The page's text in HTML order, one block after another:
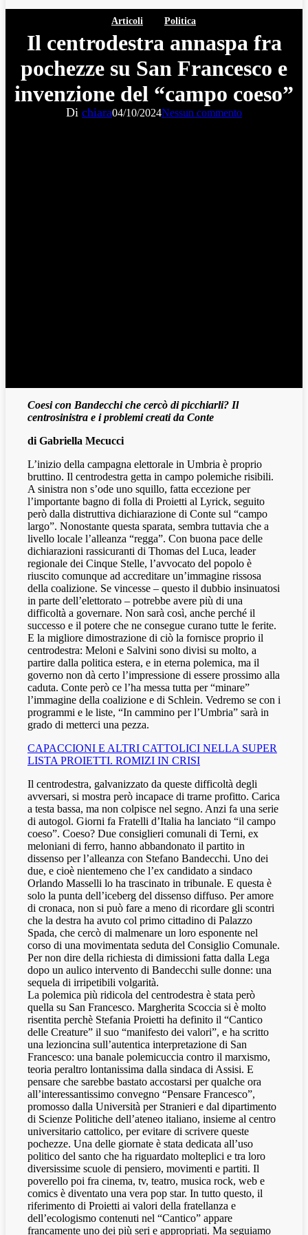
Articoli Politica
Il centrodestra annaspa fra
pochezze su San Francesco e
invenzione del “campo coeso”
Di chiara04/10/2024Nessun commento
Coesi con Bandecchi che cercò di picchiarli? Il
centrosinistra e i problemi creati da Conte
di Gabriella Mecucci
L’inizio della campagna elettorale in Umbria è proprio
bruttino. Il centrodestra getta in campo polemiche risibili.
A sinistra non s’ode uno squillo, fatta eccezione per
l’importante bagno di folla di Proietti al Lyrick, seguito
però dalla distruttiva dichiarazione di Conte sul “campo
largo”. Nonostante questa sparata, sembra tuttavia che a
livello locale l’alleanza “regga”. Con buona pace delle
dichiarazioni rassicuranti di Thomas del Luca, leader
regionale dei Cinque Stelle, l’avvocato del popolo è
riuscito comunque ad accreditare un’immagine rissosa
della coalizione. Se vincesse – questo il dubbio insinuatosi
in parte dell’elettorato – potrebbe avere più di una
difficoltà a governare. Non sarà così, anche perché il
successo e il potere che ne consegue curano tutte le ferite.
E la migliore dimostrazione di ciò la fornisce proprio il
centrodestra: Meloni e Salvini sono divisi su molto, a
partire dalla politica estera, e in eterna polemica, ma il
governo non dà certo l’impressione di essere prossimo alla
caduta. Conte però ce l’ha messa tutta per “minare”
l’immagine della coalizione e di Schlein. Vedremo se con i
programmi e le liste, “In cammino per l’Umbria” sarà in
grado di metterci una pezza.
CAPACCIONI E ALTRI CATTOLICI NELLA SUPER
LISTA PROIETTI. ROMIZI IN CRISI
Il centrodestra, galvanizzato da queste difficoltà degli
avversari, si mostra però incapace di trarne profitto. Carica
a testa bassa, ma non colpisce nel segno. Anzi fa una serie
di autogol. Giorni fa Fratelli d’Italia ha lanciato “il campo
coeso”. Coeso? Due consiglieri comunali di Terni, ex
meloniani di ferro, hanno abbandonato il partito in
dissenso per l’alleanza con Stefano Bandecchi. Uno dei
due, e cioè nientemeno che l’ex candidato a sindaco
Orlando Masselli lo ha trascinato in tribunale. E questa è
solo la punta dell’iceberg del dissenso diffuso. Per amore
di cronaca, non si può fare a meno di ricordare gli scontri
che la destra ha avuto col primo cittadino di Palazzo
Spada, che cercò di malmenare un loro esponente nel
corso di una movimentata seduta del Consiglio Comunale.
Per non dire della richiesta di dimissioni fatta dalla Lega
dopo un aulico intervento di Bandecchi sulle donne: una
sequela di irripetibili volgarità.
La polemica più ridicola del centrodestra è stata però
quella su San Francesco. Margherita Scoccia si è molto
risentita perchè Stefania Proietti ha definito il “Cantico
delle Creature” il suo “manifesto dei valori”, e ha scritto
una lezioncina sull’autentica interpretazione di San
Francesco: una banale polemicuccia contro il marxismo,
teoria peraltro lontanissima dalla sindaca di Assisi. E
pensare che sarebbe bastato accostarsi per qualche ora
all’interessantissimo convegno “Pensare Francesco”,
promosso dalla Università per Stranieri e dal dipartimento
di Scienze Politiche dell’ateneo italiano, insieme al centro
universitario cattolico, per evitare di scrivere queste
pochezze. Una delle giornate è stata dedicata all’uso
politico del santo che ha riguardato molteplici e tra loro
diversissime scuole di pensiero, movimenti e partiti. Il
poverello poi fra cinema, tv, teatro, musica rock, web e
comics è diventato una vera pop star. In tutto questo, il
riferimento di Proietti ai valori della fratellanza e
dell’ecologismo contenuti nel “Cantico” appare
francamente uno dei più seri e appropriati. Ma seguiamo